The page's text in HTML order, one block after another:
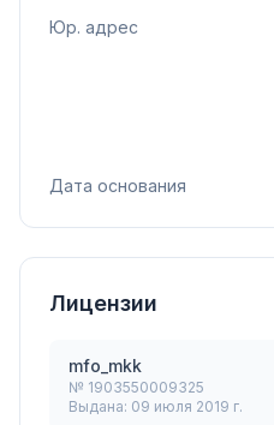
Юр. адрес
Дата основания
Лицензии
mfo_mkk
№ 1903550009325
Выдана: 09 июля 2019 г.